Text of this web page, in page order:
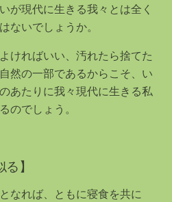
が現代に生きる我々とは全く
ないでしょうか。
ければいい、汚れたら捨てた
然の一部であるからこそ、い
あたりに我々現代に生きる私
のでしょう。
】
なれば、ともに寝食を共に